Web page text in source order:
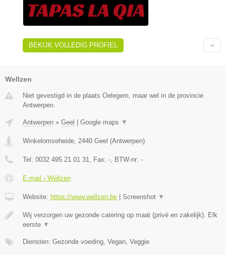
BEKIJK VOLLEDIG PROFIEL
Wellzen
Niet gevestigd in de plaats Oelegem, maar wel in de provincie
Antwerpen.
Antwerpen » Geel Google maps ▼
Winkelomseheide, 2440 Geel (Antwerpen)
Tel: 0032 495 21 01 31, Fax: -, BTW-nr: -
E-mail › Wellzen
Website: https://www.wellzen.be Screenshot ▼
Wij verzorgen uw gezonde catering op maat (privé en zakelijk). Elk
eerste ▼
Diensten: Gezonde voeding, Vegan, Veggie